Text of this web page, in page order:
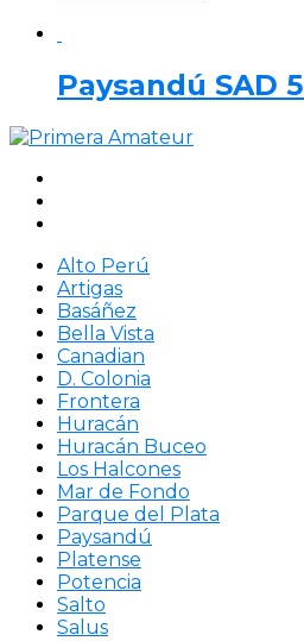
Paysandú SAD
Alto Perú
Artigas
Basáñez
Bella Vista
Canadian
D. Colonia
Frontera
Huracán
Huracán Buceo
Los Halcones
Mar de Fondo
Parque del Plata
Paysandú
Platense
Potencia
Salto
Salus